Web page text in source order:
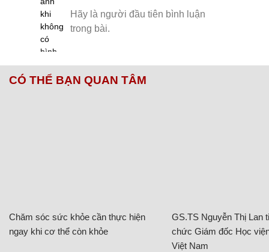
CÓ THỂ BẠN QUAN TÂM
Chăm sóc sức khỏe cần thực hiện
ngay khi cơ thể còn khỏe
GS.TS Nguyễn Thị Lan
chức Giám đốc Học
Việt Nam